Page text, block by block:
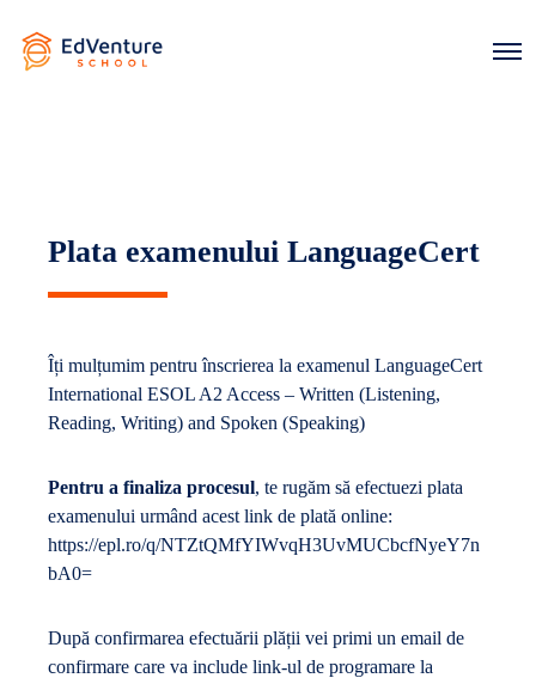
O
Plata examenului LanguageCert
Îți mulțumim pentru înscrierea la examenul LanguageCert
International ESOL A2 Access – Written (Listening,
Reading, Writing) and Spoken (Speaking)
Pentru a finaliza procesul, te rugăm să efectuezi plata
examenului urmând acest link de plată online:
https://epl.ro/q/NTZtQMfYIWvqH3UvMUCbcfNyeY7n
bA0=
După confirmarea efectuării plății vei primi un email de
confirmare care va include link-ul de programare la